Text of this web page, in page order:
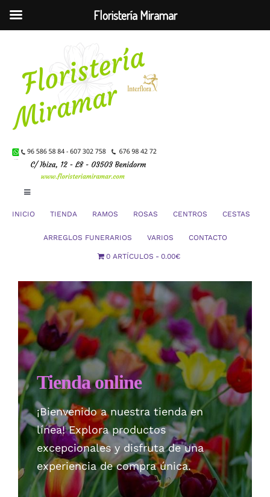
contenido
Toggle
Checkout
Politica de privacidad
INICIO TIENDA RAMOS ROSAS CENTROS CESTAS
ARREGLOS FUNERARIOS VARIOS CONTACTO
0 ARTÍCULOS 0.00€
Tienda online
¡Bienvenido a nuestra tienda en
línea! Explora productos
excepcionales y disfruta de una
experiencia de compra única.
Floristería Miramar